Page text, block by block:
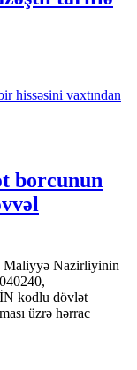
borcunun
Maliyyə Nazirliyinin
kodlu dövlət
üzrə hərrac